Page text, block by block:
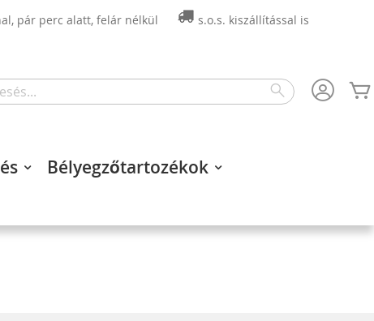
pár perc alatt, felár nélkül
s.o.s. kiszállítással is
Search
Bélyegzőtartozékok